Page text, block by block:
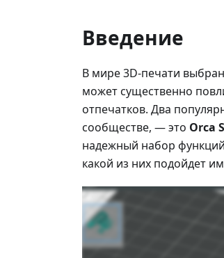
Введение
В мире 3D-печати
может существенно
отпечатков. Два
сообществе, — это Orca
надежный набор
какой из них подойдет